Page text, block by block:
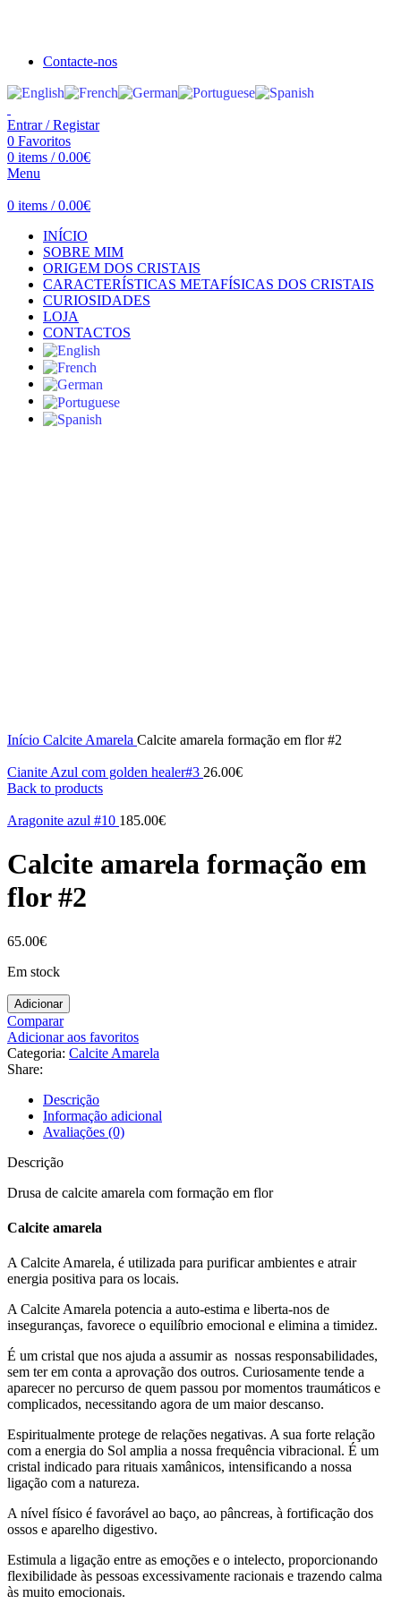
Contacte-nos
Entrar / Registar
0 Favoritos
0 items / 0.00€
Menu
0 items / 0.00€
INÍCIO
SOBRE MIM
ORIGEM DOS CRISTAIS
CARACTERÍSTICAS METAFÍSICAS DOS CRISTAIS
CURIOSIDADES
LOJA
CONTACTOS
Início Calcite Amarela Calcite amarela formação em flor #2
Cianite Azul com golden healer#3 26.00€
Back to products
Aragonite azul #10 185.00€
Calcite amarela formação em
flor #2
65.00€
Em stock
Adicionar
Comparar
Adicionar aos favoritos
Categoria: Calcite Amarela
Share:
Descrição
Informação adicional
Avaliações (0)
Descrição
Drusa de calcite amarela com formação em flor
Calcite amarela
A Calcite Amarela, é utilizada para purificar ambientes e atrair
energia positiva para os locais.
A Calcite Amarela potencia a auto-estima e liberta-nos de
inseguranças, favorece o equilíbrio emocional e elimina a timidez.
É um cristal que nos ajuda a assumir as nossas responsabilidades,
sem ter em conta a aprovação dos outros. Curiosamente tende a
aparecer no percurso de quem passou por momentos traumáticos e
complicados, necessitando agora de um maior descanso.
Espiritualmente protege de relações negativas. A sua forte relação
com a energia do Sol amplia a nossa frequência vibracional. É um
cristal indicado para rituais xamânicos, intensificando a nossa
ligação com a natureza.
A nível físico é favorável ao baço, ao pâncreas, à fortificação dos
ossos e aparelho digestivo.
Estimula a ligação entre as emoções e o intelecto, proporcionando
flexibilidade às pessoas excessivamente racionais e trazendo calma
às muito emocionais.